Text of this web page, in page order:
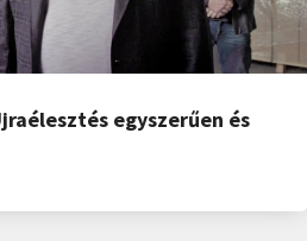
egyszerűen és